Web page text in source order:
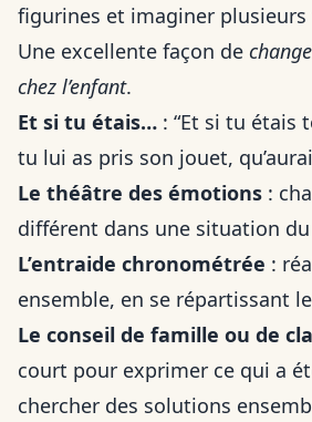
figurines et imaginer plusieurs
Une excellente façon de
chez l’enfant.
Et si tu étais… : “Et si tu étais
tu lui as pris son jouet,
Le théâtre des émotions :
différent dans une situation
L’entraide chronométrée :
ensemble, en se répartissant
Le conseil de famille ou de
court pour exprimer ce qui a
chercher des solutions